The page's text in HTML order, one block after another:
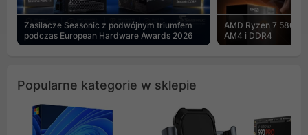
Zasilacze Seasonic z podwójnym triumfem
podczas European Hardware Awards 2026
AMD Ryzen 7
AM4 i DDR4
Popularne kategorie w sklepie